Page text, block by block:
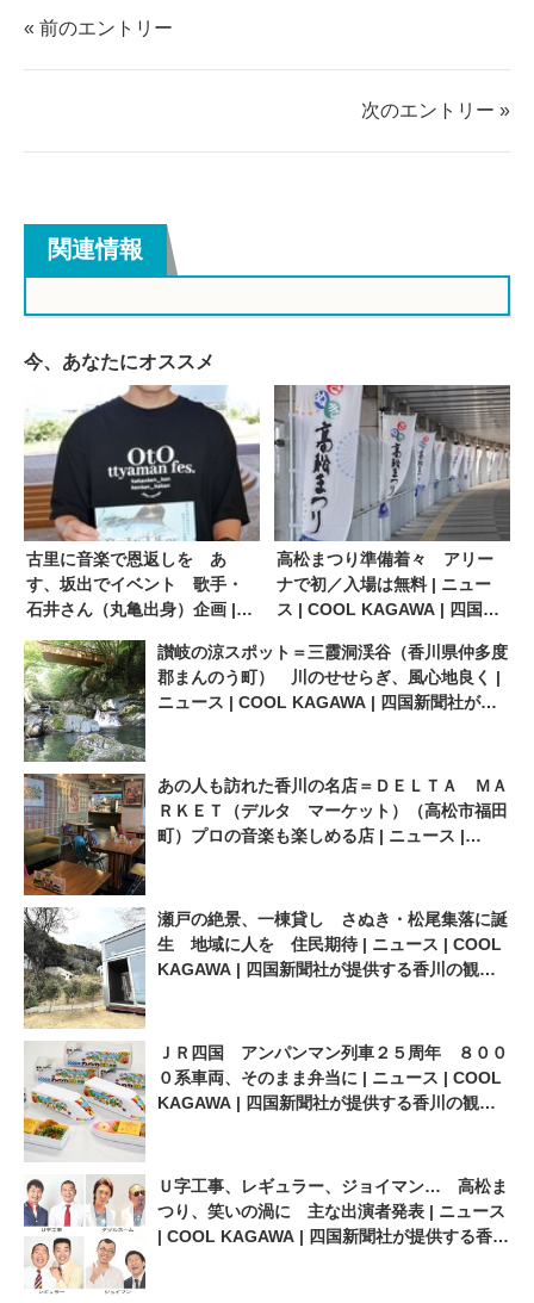
す
す
« 前のエントリー
次のエントリー »
関連情報
今、あなたにオススメ
古里に音楽で恩返しを あ
す、坂出でイベント 歌手・
石井さん（丸亀出身）企画 |
四国新聞社が提供する香川の
観光情報サイト
高松まつり準備着々 アリー
ナで初／入場は無料 | ニュー
ス | COOL KAGAWA | 四国新
報サイト
讃岐の涼スポット＝三霞洞渓谷（香川県仲多度
郡まんのう町） 川のせせらぎ、風心地良く |
ニュース | COOL KAGAWA | 四国新聞社が提
あの人も訪れた香川の名店＝ＤＥＬＴＡ ＭＡ
ＲＫＥＴ（デルタ マーケット）（高松市福田
町）プロの音楽も楽しめる店 | ニュース |
瀬戸の絶景、一棟貸し さぬき・松尾集落に誕
生 地域に人を 住民期待 | ニュース | COOL
KAGAWA | 四国新聞社が提供する香川の観光
ＪＲ四国 アンパンマン列車２５周年 ８００
０系車両、そのまま弁当に | ニュース | COOL
KAGAWA | 四国新聞社が提供する香川の観光
Ｕ字工事、レギュラー、ジョイマン… 高松ま
つり、笑いの渦に 主な出演者発表 | ニュース
| COOL KAGAWA | 四国新聞社が提供する香川